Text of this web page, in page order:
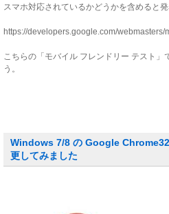
スマホ対応されているかどうかを含めると発
https://developers.google.com/webmasters/
こちらの「モバイル フレンドリー テスト」
う。
Windows 7/8 の Google
更してみました